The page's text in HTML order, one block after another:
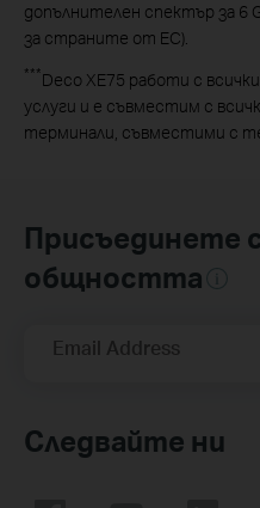
допълнителен спектър за 6
за страните от ЕС).
***Deco XE75 работи с
услуги и е съвместим с
терминали, съвместими с
Присъединете
общността
Email Address
Следвайте ни